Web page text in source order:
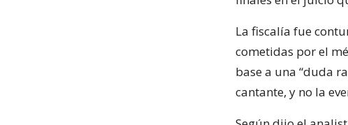
La fiscalía fue
cometidas por el
base a una “duda
cantante, y no la